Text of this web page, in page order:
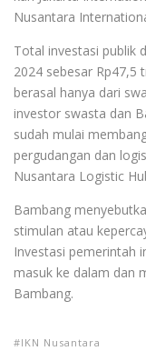
Nusantara
Total investasi publik
2024 sebesar Rp47,5
berasal hanya dari
investor swasta dan
sudah mulai
pergudangan dan
Nusantara Logistic
Bambang
stimulan atau
Investasi pemerintah
masuk ke dalam dan
Bambang.
IKN Nusantara